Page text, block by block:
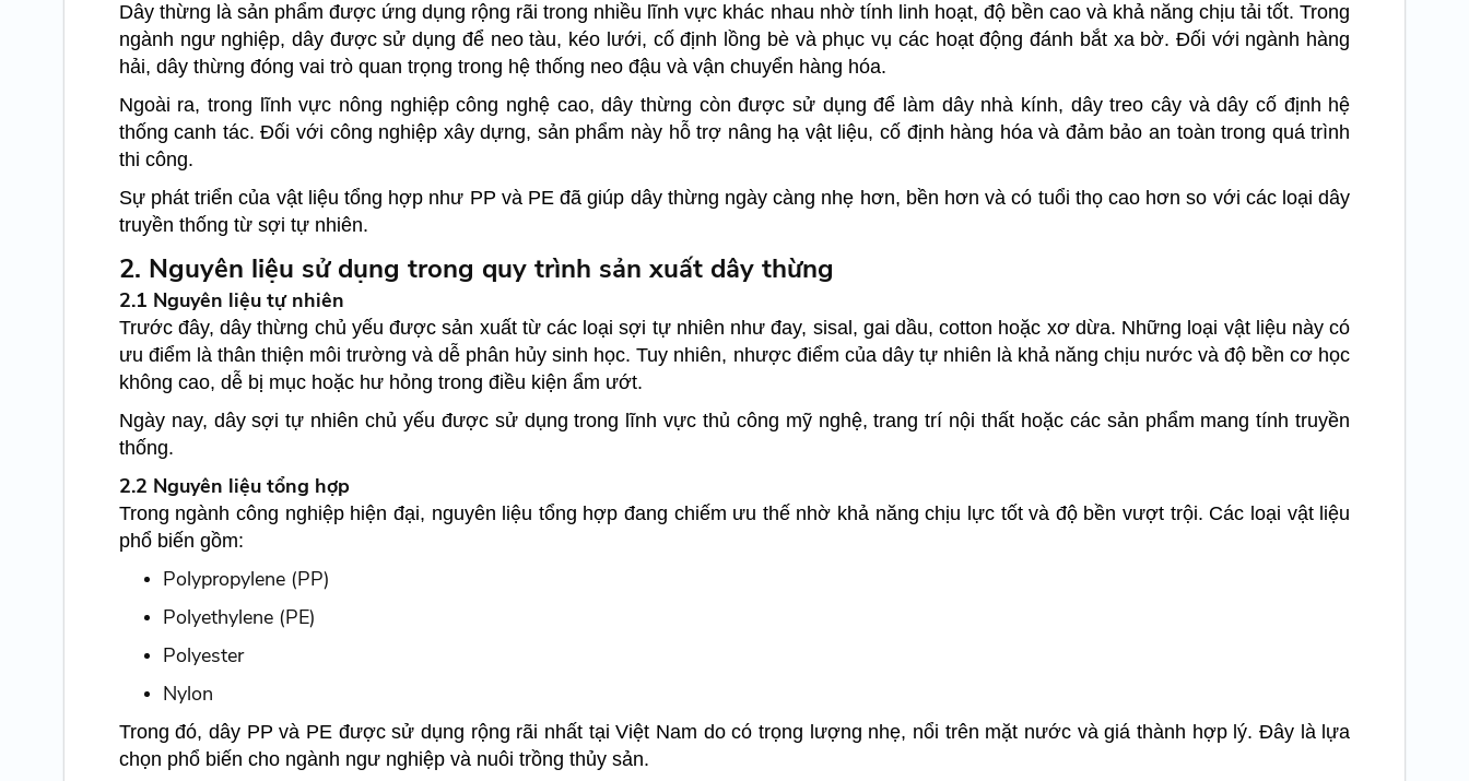
Dây thừng là sản phẩm được ứng dụng rộng rãi trong nhiều lĩnh vực khác nhau nhờ tính linh hoạt, độ bền cao và khả năng chịu tải tốt. Trong
ngành ngư nghiệp, dây được sử dụng để neo tàu, kéo lưới, cố định lồng bè và phục vụ các hoạt động đánh bắt xa bờ. Đối với ngành hàng
hải, dây thừng đóng vai trò quan trọng trong hệ thống neo đậu và vận chuyển hàng hóa.
Ngoài ra, trong lĩnh vực nông nghiệp công nghệ cao, dây thừng còn được sử dụng để làm dây nhà kính, dây treo cây và dây cố định hệ
thống canh tác. Đối với công nghiệp xây dựng, sản phẩm này hỗ trợ nâng hạ vật liệu, cố định hàng hóa và đảm bảo an toàn trong quá trình
thi công.
Sự phát triển của vật liệu tổng hợp như PP và PE đã giúp dây thừng ngày càng nhẹ hơn, bền hơn và có tuổi thọ cao hơn so với các loại dây
truyền thống từ sợi tự nhiên.
2. Nguyên liệu sử dụng trong quy trình sản xuất dây thừng
2.1 Nguyên liệu tự nhiên
Trước đây, dây thừng chủ yếu được sản xuất từ các loại sợi tự nhiên như đay, sisal, gai dầu, cotton hoặc xơ dừa. Những loại vật liệu này có
ưu điểm là thân thiện môi trường và dễ phân hủy sinh học. Tuy nhiên, nhược điểm của dây tự nhiên là khả năng chịu nước và độ bền cơ học
không cao, dễ bị mục hoặc hư hỏng trong điều kiện ẩm ướt.
Ngày nay, dây sợi tự nhiên chủ yếu được sử dụng trong lĩnh vực thủ công mỹ nghệ, trang trí nội thất hoặc các sản phẩm mang tính truyền
thống.
2.2 Nguyên liệu tổng hợp
Trong ngành công nghiệp hiện đại, nguyên liệu tổng hợp đang chiếm ưu thế nhờ khả năng chịu lực tốt và độ bền vượt trội. Các loại vật liệu
phổ biến gồm:
Polypropylene (PP)
Polyethylene (PE)
Polyester
Nylon
Trong đó, dây PP và PE được sử dụng rộng rãi nhất tại Việt Nam do có trọng lượng nhẹ, nổi trên mặt nước và giá thành hợp lý. Đây là lựa
chọn phổ biến cho ngành ngư nghiệp và nuôi trồng thủy sản.